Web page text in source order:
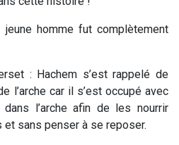
homme fut complètement
: Hachem s’est rappelé de
l’arche car il s’est occupé avec
dans l’arche afin de les nourrir
sans penser à se reposer.